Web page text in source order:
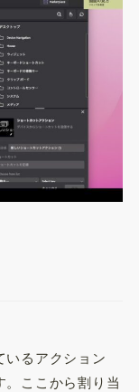
いるアクション
ここから割り当